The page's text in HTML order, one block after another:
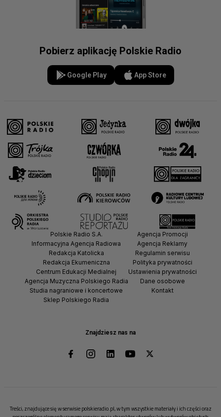
Pobierz aplikację Polskie Radio
Google Play App Store
Znajdziesz nas na
Polskie Radio S.A.
Informacyjna Agencja Radiowa
Redakcja Katolicka
Redakcja Ekumeniczna
Centrum Edukacji Medialnej
Agencja Muzyczna Polskiego Radia
Studia nagraniowe i koncertowe
Sklep Polskiego Radia
Agencja Promocji
Agencja Reklamy
Regulamin serwisu
Polityka prywatności
Ustawienia prywatności
Dane osobowe
Kontakt
Treści, znajdujące się w serwisie polskieradio.pl, w tym wszystkie materiały i ich części oraz